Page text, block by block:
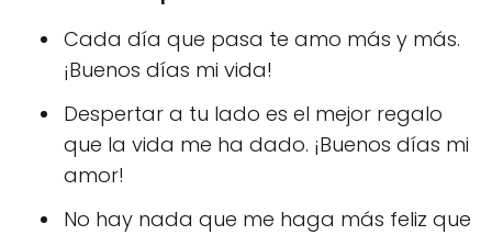
Cada día que pasa te amo más y más.
¡Buenos días mi vida!
Despertar a tu lado es el mejor regalo
que la vida me ha dado. ¡Buenos días mi
amor!
No hay nada que me haga más feliz que